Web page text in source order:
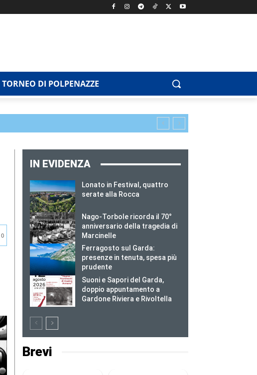
TORNEO DI POLPENAZZE
0
IN EVIDENZA
Lonato in Festival, quattro
serate alla Rocca
Nago-Torbole ricorda il 70°
anniversario della tragedia di
Marcinelle
Ferragosto sul Garda:
presenze in tenuta, spesa più
prudente
Suoni e Sapori del Garda,
doppio appuntamento a
Gardone Riviera e Rivoltella
Brevi